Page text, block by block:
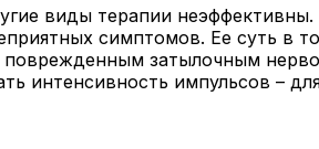
виды терапии
симптомов. Ее суть в
затылочным
интенсивность импульсов –